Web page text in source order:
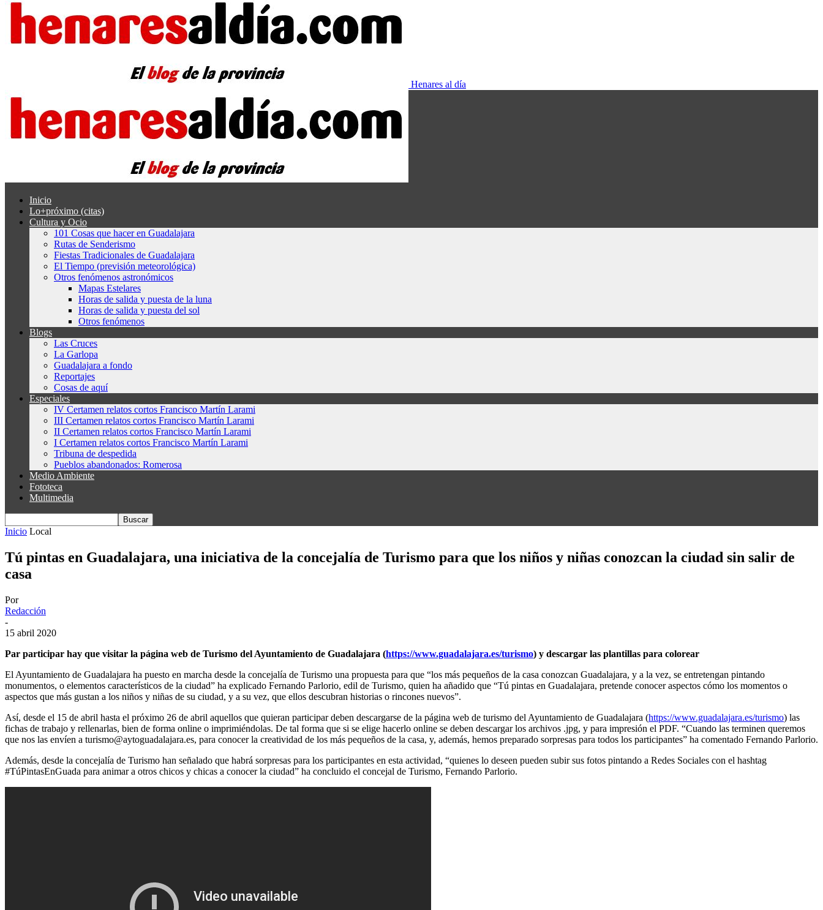
Henares al día
Inicio
Lo+próximo (citas)
Cultura y Ocio
101 Cosas que hacer en Guadalajara
Rutas de Senderismo
Fiestas Tradicionales de Guadalajara
El Tiempo (previsión meteorológica)
Otros fenómenos astronómicos
Mapas Estelares
Horas de salida y puesta de la luna
Horas de salida y puesta del sol
Otros fenómenos
Blogs
Las Cruces
La Garlopa
Guadalajara a fondo
Reportajes
Cosas de aquí
Especiales
IV Certamen relatos cortos Francisco Martín Larami
III Certamen relatos cortos Francisco Martín Larami
II Certamen relatos cortos Francisco Martín Larami
I Certamen relatos cortos Francisco Martín Larami
Tribuna de despedida
Pueblos abandonados: Romerosa
Medio Ambiente
Fototeca
Multimedia
Inicio Local
Tú pintas en Guadalajara, una iniciativa de la concejalía de Turismo para que los niños y niñas conozcan la ciudad sin salir de
casa
Por
Redacción
-
15 abril 2020
Par participar hay que visitar la página web de Turismo del Ayuntamiento de Guadalajara (https://www.guadalajara.es/turismo) y descargar las plantillas para colorear
El Ayuntamiento de Guadalajara ha puesto en marcha desde la concejalía de Turismo una propuesta para que “los más pequeños de la casa conozcan Guadalajara, y a la vez, se entretengan pintando
monumentos, o elementos característicos de la ciudad” ha explicado Fernando Parlorio, edil de Turismo, quien ha añadido que “Tú pintas en Guadalajara, pretende conocer aspectos cómo los momentos o
aspectos que más gustan a los niños y niñas de su ciudad, y a su vez, que ellos descubran historias o rincones nuevos”.
Así, desde el 15 de abril hasta el próximo 26 de abril aquellos que quieran participar deben descargarse de la página web de turismo del Ayuntamiento de Guadalajara (https://www.guadalajara.es/turismo) las
fichas de trabajo y rellenarlas, bien de forma online o imprimiéndolas. De tal forma que si se elige hacerlo online se deben descargar los archivos .jpg, y para impresión el PDF. “Cuando las terminen queremos
que nos las envíen a turismo@aytoguadalajara.es, para conocer la creatividad de los más pequeños de la casa, y, además, hemos preparado sorpresas para todos los participantes” ha comentado Fernando Parlorio.
Además, desde la concejalía de Turismo han señalado que habrá sorpresas para los participantes en esta actividad, “quienes lo deseen pueden subir sus fotos pintando a Redes Sociales con el hashtag
#TúPintasEnGuada para animar a otros chicos y chicas a conocer la ciudad” ha concluido el concejal de Turismo, Fernando Parlorio.